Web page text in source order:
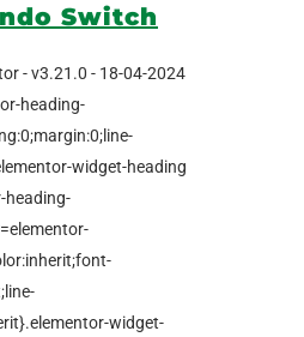
Switch
- v3.21.0 - 18-04-2024
heading-
widget-heading
heading-
widget-